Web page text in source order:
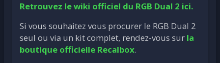
Retrouvez le wiki officiel du RGB Dual 2 ici.
Si vous souhaitez vous procurer le RGB Dual 2
seul ou via un kit complet, rendez-vous sur la
boutique officielle Recalbox.